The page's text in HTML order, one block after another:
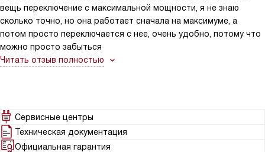
вещь переключение с максимальной мощности, я не знаю
сколько точно, но она работает сначала на максимуме, а
потом просто переключается с нее, очень удобно, потому что
можно просто забыться
Читать отзыв полностью
Сервисные центры
Техническая документация
Официальная гарантия